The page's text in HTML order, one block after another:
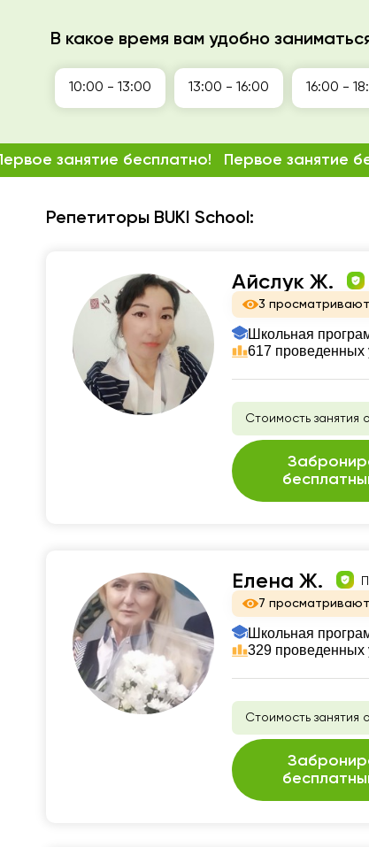
Репетиторы BUKI School:
Айслук Ж.
3
Школьная
617 проведенных
Стоимость занятия
Елена Ж.
7
Школьная
329 проведенных
Стоимость занятия
занятие бесплатно! Первое занятие
В какое время вам удобно
10:00 - 13:00 13:00 - 16:00 16:00 -